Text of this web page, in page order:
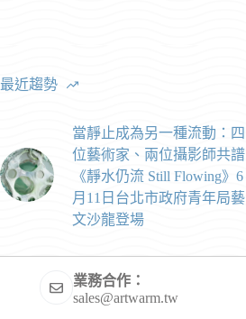
最近趨勢
當靜止成為另一種流動：四
位藝術家、兩位攝影師共譜
《靜水仍流 Still Flowing》6
月11日台北市政府青年局藝
文沙龍登場
業務合作：
sales@artwarm.tw